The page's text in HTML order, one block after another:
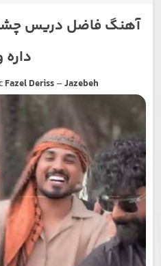
آهنگ فاضل دریس
داره
Fazel Deriss–Jazebeh